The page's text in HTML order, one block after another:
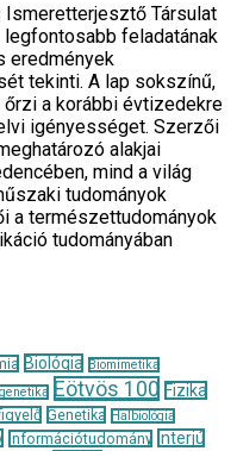
Ismeretterjesztő Társulat
legfontosabb feladatának
eredmények
tekinti. A lap sokszínű,
a korábbi évtizedekre
igényességet. Szerzői
alakjai
mind a világ
tudományok
a természettudományok
tudományában
Biológia Biomimetika
Eötvös 100 Fizika
Genetika
Halbiológia
Információtudomány Interjú